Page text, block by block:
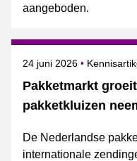
aangeboden.
Pakketmarkt
pakketkluizen
Gepubliceerd op
24 juni 2026
De Nederlandse
internationale